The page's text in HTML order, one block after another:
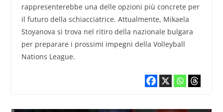
rappresenterebbe una delle opzioni più concrete per
il futuro della schiacciatrice. Attualmente, Mikaela
Stoyanova si trova nel ritiro della nazionale bulgara
per preparare i prossimi impegni della Volleyball
Nations League.